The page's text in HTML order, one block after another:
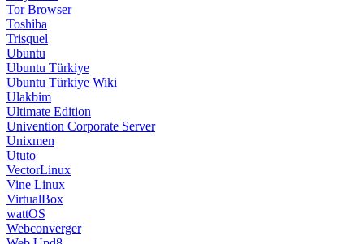
Tor Browser
Toshiba
Trisquel
Ubuntu
Ubuntu Türkiye
Ubuntu Türkiye Wiki
Ulakbim
Ultimate Edition
Univention Corporate Server
Unixmen
Ututo
VectorLinux
Vine Linux
VirtualBox
wattOS
Webconverger